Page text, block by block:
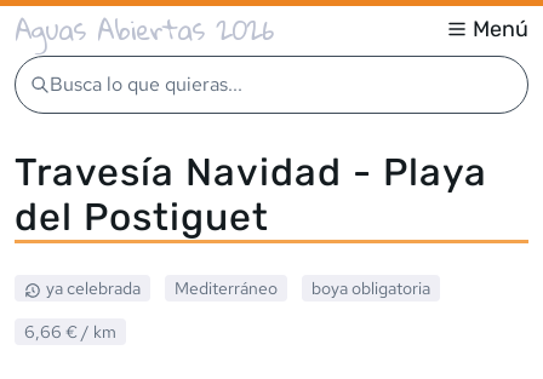
Aguas Abiertas 2026 Menú
Busca lo que quieras...
Travesía Navidad - Playa
del Postiguet
ya celebrada Mediterráneo
boya obligatoria
6,66 € / km